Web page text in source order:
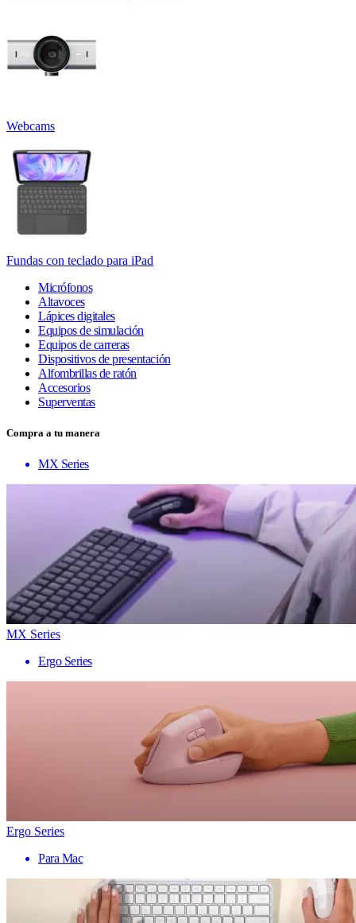
Webcams
Fundas con teclado para iPad
Micrófonos
Altavoces
Lápices digitales
Equipos de simulación
Equipos de carreras
Dispositivos de presentación
Alfombrillas de ratón
Accesorios
Superventas
Compra a tu manera
MX Series
MX Series
Ergo Series
Ergo Series
Para Mac